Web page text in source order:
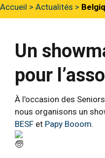
Accueil > Actualités >
Un
pour
À l’occasion des
nous organisons un
BESF et Papy Booom.